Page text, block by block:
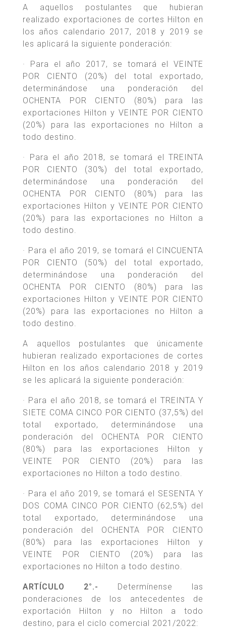
A aquellos postulantes que hubieran
realizado exportaciones de cortes Hilton en
los años calendario 2017, 2018 y 2019 se
les aplicará la siguiente ponderación:
· Para el año 2017, se tomará el VEINTE
POR CIENTO (20%) del total exportado,
determinándose una ponderación del
OCHENTA POR CIENTO (80%) para las
exportaciones Hilton y VEINTE POR CIENTO
(20%) para las exportaciones no Hilton a
todo destino.
· Para el año 2018, se tomará el TREINTA
POR CIENTO (30%) del total exportado,
determinándose una ponderación del
OCHENTA POR CIENTO (80%) para las
exportaciones Hilton y VEINTE POR CIENTO
(20%) para las exportaciones no Hilton a
todo destino.
· Para el año 2019, se tomará el CINCUENTA
POR CIENTO (50%) del total exportado,
determinándose una ponderación del
OCHENTA POR CIENTO (80%) para las
exportaciones Hilton y VEINTE POR CIENTO
(20%) para las exportaciones no Hilton a
todo destino.
A aquellos postulantes que únicamente
hubieran realizado exportaciones de cortes
Hilton en los años calendario 2018 y 2019
se les aplicará la siguiente ponderación:
· Para el año 2018, se tomará el TREINTA Y
SIETE COMA CINCO POR CIENTO (37,5%) del
total exportado, determinándose una
ponderación del OCHENTA POR CIENTO
(80%) para las exportaciones Hilton y
VEINTE POR CIENTO (20%) para las
exportaciones no Hilton a todo destino.
· Para el año 2019, se tomará el SESENTA Y
DOS COMA CINCO POR CIENTO (62,5%) del
total exportado, determinándose una
ponderación del OCHENTA POR CIENTO
(80%) para las exportaciones Hilton y
VEINTE POR CIENTO (20%) para las
exportaciones no Hilton a todo destino.
ARTÍCULO 2°.-
Determínense las
ponderaciones de los antecedentes de
exportación Hilton y no Hilton a todo
destino, para el ciclo comercial 2021/2022: